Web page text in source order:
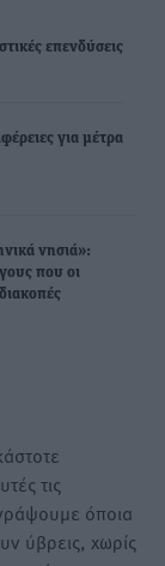
επενδύσεις
για μέτρα
νησιά»:
που οι
τις
όποια
ύβρεις, χωρίς